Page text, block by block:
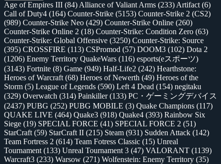
Age of Empires III (84) Alliance of Valiant Arms (233) Artifact (6)
Call of Duty4 (164) Counter-Strike (5153) Counter-Strike 2 (CS2)
(989) Counter-Strike Neo (429) Counter-Strike Online (260)
Counter-Strike Online 2 (18) Counter-Strike: Condition Zero (63)
Counter-Strike: Global Offensive (3250) Counter-Strike: Source
(395) CROSSFIRE (113) CSPromod (57) DOOM3 (102) Dota 2
(1206) Enemy Territory QuakeWars (116) esports(eスポーツ)
(3143) Fortnite (8) Game (949) Half-Life2 (242) Hearthstone:
Heroes of Warcraft (68) Heroes of Newerth (49) Heroes of the
Storm (5) League of Legends (590) Left 4 Dead (154) negitaku
(329) Overwatch (314) Painkiller(133) PC・ゲーミングデバイス
(2437) PUBG (252) PUBG MOBILE (3) Quake Champions (117)
QUAKE LIVE (464) Quake3 (918) Quake4 (393) Rainbow Six
Siege (19) SPECIAL FORCE (41) SPECIAL FORCE 2 (51)
StarCraft (59) StarCraft II (215) Steam (931) Sudden Attack (142)
Team Fortress 2 (614) Team Fotress Classic (15) Unreal
Tournament (133) Unreal Tournament 3 (47) VALORANT (1139)
Warcraft3 (233) Warsow (271) Wolfenstein: Enemy Territory (35)